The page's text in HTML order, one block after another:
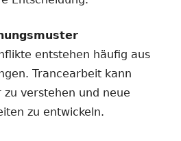
entstehen häufig aus
Trancearbeit kann
zu verstehen und neue
zu entwickeln.